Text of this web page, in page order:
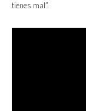
tienes mal”.